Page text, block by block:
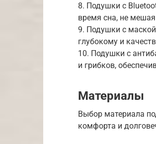
8. Подушки с
время сна, не
9. Подушки с
глубокому и
10. Подушки с
и грибков,
Материалы
Выбор материала
комфорта и